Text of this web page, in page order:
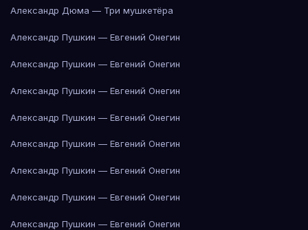
Александр Дюма — Три мушкетёра
Александр Пушкин — Евгений Онегин
Александр Пушкин — Евгений Онегин
Александр Пушкин — Евгений Онегин
Александр Пушкин — Евгений Онегин
Александр Пушкин — Евгений Онегин
Александр Пушкин — Евгений Онегин
Александр Пушкин — Евгений Онегин
Александр Пушкин — Евгений Онегин